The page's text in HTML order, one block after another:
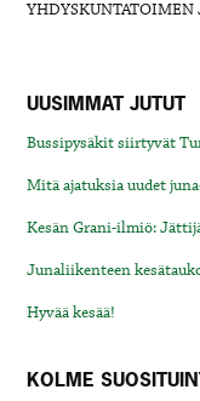
YHDYSKUNTATOIMEN
UUSIMMAT JUTUT
Bussipysäkit siirtyvät
Mitä ajatuksia uudet
Kesän Grani-ilmiö:
Junaliikenteen
Hyvää kesää!
KOLME